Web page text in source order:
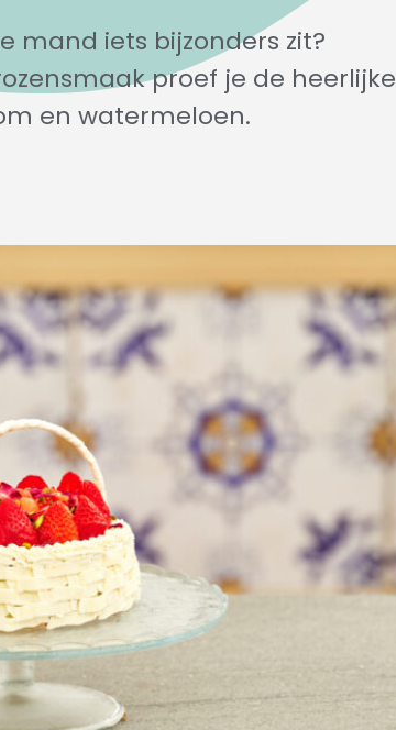
mand iets bijzonders zit?
proef je de heerlijke
en watermeloen.